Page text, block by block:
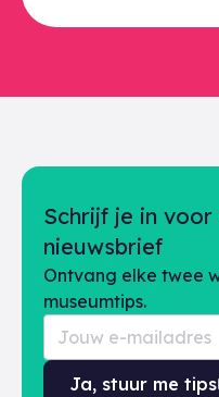
Schrijf je in voor
nieuwsbrief
Ontvang elke twee
museumtips.
Ja, stuur me tips